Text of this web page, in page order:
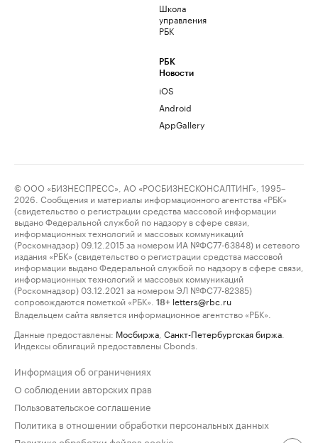
Школа
управления
РБК
РБК
Новости
iOS
Android
AppGallery
© ООО «БИЗНЕСПРЕСС», АО «РОСБИЗНЕСКОНСАЛТИНГ», 1995–
2026. Сообщения и материалы информационного агентства «РБК»
(свидетельство о регистрации средства массовой информации
выдано Федеральной службой по надзору в сфере связи,
информационных технологий и массовых коммуникаций
(Роскомнадзор) 09.12.2015 за номером ИА №ФС77-63848) и сетевого
издания «РБК» (свидетельство о регистрации средства массовой
информации выдано Федеральной службой по надзору в сфере связи,
информационных технологий и массовых коммуникаций
(Роскомнадзор) 03.12.2021 за номером ЭЛ №ФС77-82385)
сопровождаются пометкой «РБК».
18+ letters@rbc.ru
Владельцем сайта является информационное агентство «РБК».
Данные предоставлены: Мосбиржа Санкт-Петербургская биржа
Индексы облигаций предоставлены Cbonds.
Информация об ограничениях
О соблюдении авторских прав
Пользовательское соглашение
Политика в отношении обработки персональных данных